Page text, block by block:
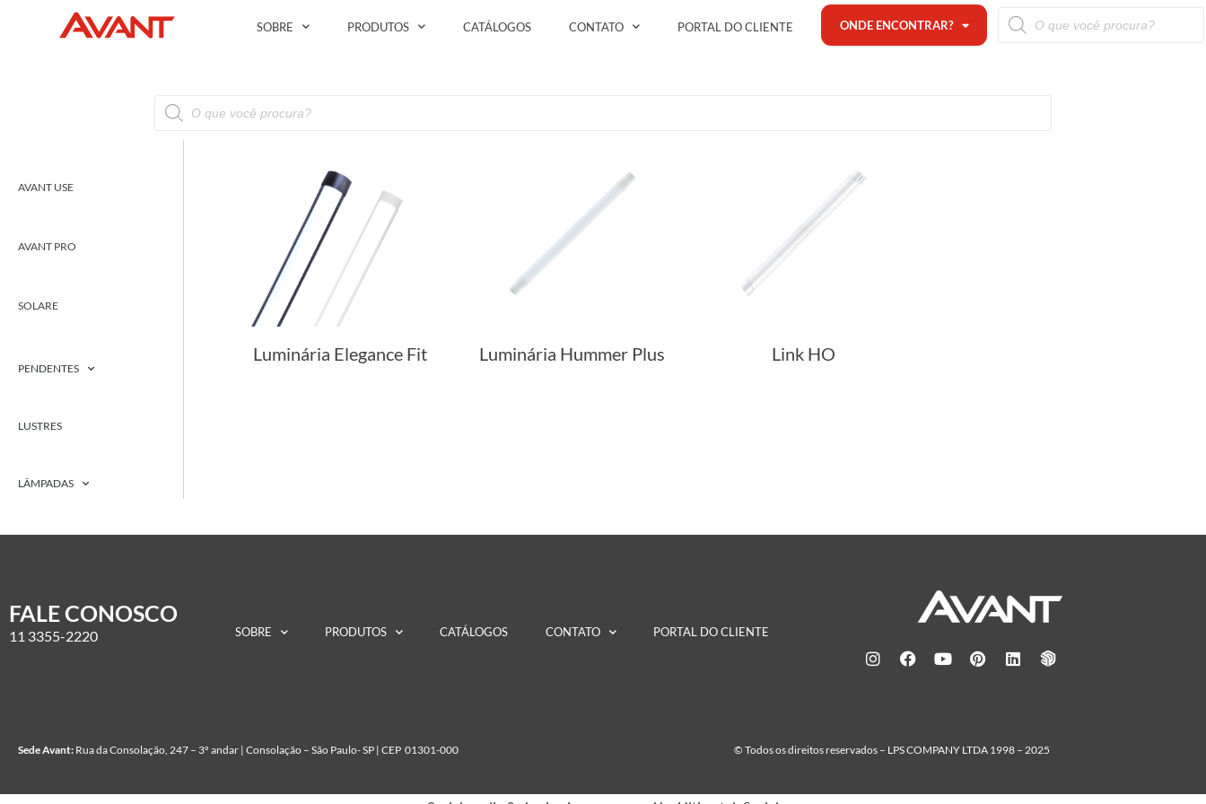
SOBRE PRODUTOS CATÁLOGOS CONTATO PORTAL DO CLIENTE ONDE ENCONTRAR?
AVANT USE
AVANT PRO
SOLARE
PENDENTES
LUSTRES
LÂMPADAS
Luminária Elegance Fit Luminária Hummer Plus Link HO
FALE CONOSCO
11 3355-2220 SOBRE PRODUTOS CATÁLOGOS CONTATO PORTAL DO CLIENTE
Sede Avant: Rua da Consolação, 247 – 3º andar | Consolação – São Paulo- SP | CEP 01301-000 © Todos os direitos reservados – LPS COMPANY LTDA 1998 – 2025